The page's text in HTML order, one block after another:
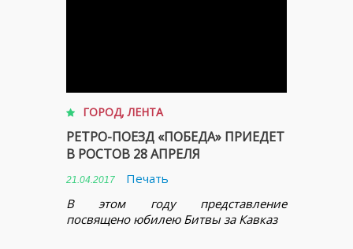
ГОРОД,ЛЕНТА
РЕТРО-ПОЕЗД «ПОБЕДА» ПРИЕДЕТ
В РОСТОВ 28 АПРЕЛЯ
21.04.2017
Печать
В этом году представление
посвящено юбилею Битвы за Кавказ